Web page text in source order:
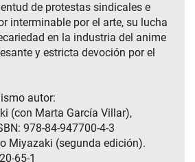
de protestas sindicales e
interminable por el arte, su lucha
en la industria del anime
y estricta devoción por el
autor:
(con Marta García Villar),
978-84-947700-4-3
Miyazaki (segunda edición).
65-1